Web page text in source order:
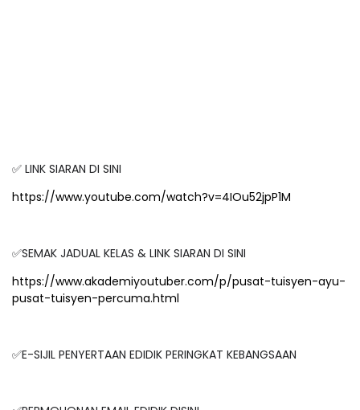
✅ LINK SIARAN DI SINI
https://www.youtube.com/watch?v=4IOu52jpP1M
✅SEMAK JADUAL KELAS & LINK SIARAN DI SINI
https://www.akademiyoutuber.com/p/pusat-tuisyen-ayu-
pusat-tuisyen-percuma.html
✅E-SIJIL PENYERTAAN EDIDIK PERINGKAT KEBANGSAAN